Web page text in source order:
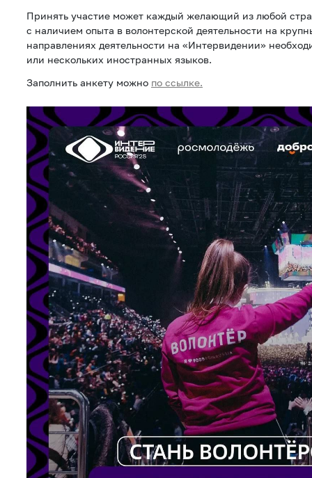
Принять участие может каждый желающий из любой
с наличием опыта в волонтерской деятельности на
направлениях деятельности на «Интервидении»
или нескольких иностранных языков.
Заполнить анкету можно по ссылке.